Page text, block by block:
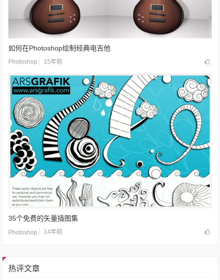
如何在Photoshop绘制经典电吉他
Photoshop 15年前
35个免费的矢量插图集
Photoshop 14年前
热评文章